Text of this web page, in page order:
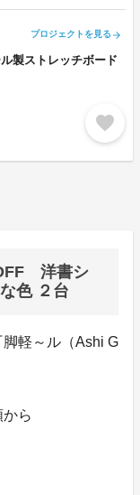
プロジェクトを見る arrow_forward
製ストレッチボード
favorite
洋書シ
色 ２台
軽～ル（Ashi G
ら